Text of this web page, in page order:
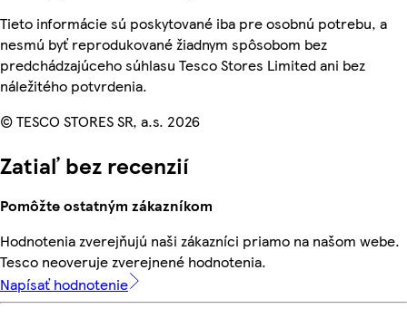
Tieto informácie sú poskytované iba pre osobnú potrebu, a
nesmú byť reprodukované žiadnym spôsobom bez
predchádzajúceho súhlasu Tesco Stores Limited ani bez
náležitého potvrdenia.
© TESCO STORES SR, a.s. 2026
Zatiaľ bez recenzií
Pomôžte ostatným zákazníkom
Hodnotenia zverejňujú naši zákazníci priamo na našom webe.
Tesco neoveruje zverejnené hodnotenia.
Napísať hodnotenie